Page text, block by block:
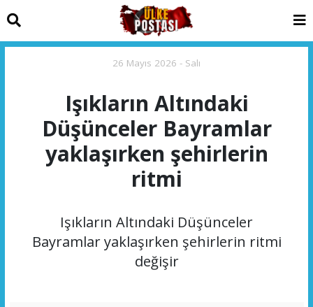
26 Mayıs 2026 - Salı
Işıkların Altındaki
Düşünceler Bayramlar
yaklaşırken şehirlerin
ritmi
Işıkların Altındaki Düşünceler
Bayramlar yaklaşırken şehirlerin ritmi
değişir